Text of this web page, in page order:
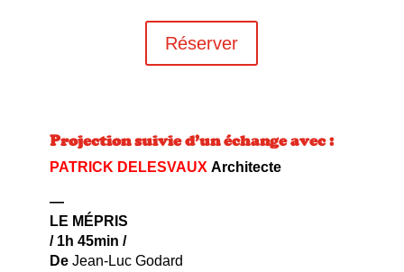
Réserver
Projection suivie d’un échange avec :
PATRICK DELESVAUX Architecte
—
LE MÉPRIS
/1h 45min /
DeJean-Luc Godard